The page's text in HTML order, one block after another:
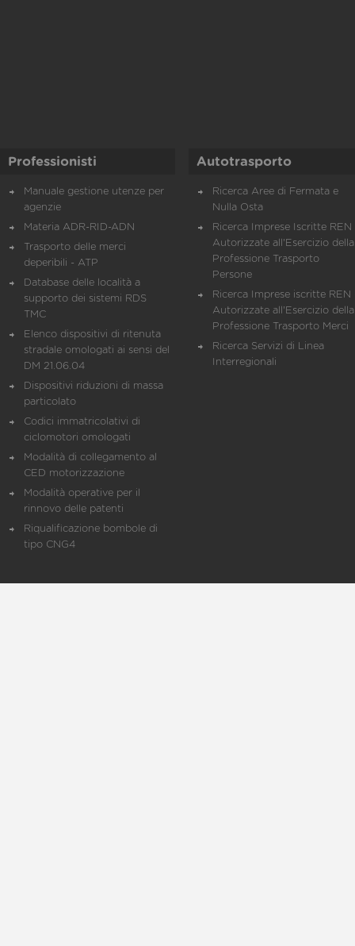
Professionisti
Manuale gestione utenze per
agenzie
Materia ADR-RID-ADN
Trasporto delle merci
deperibili - ATP
Database delle località a
supporto dei sistemi RDS
TMC
Elenco dispositivi di ritenuta
stradale omologati ai sensi del
DM 21.06.04
Dispositivi riduzioni di massa
particolato
Codici immatricolativi di
ciclomotori omologati
Modalità di collegamento al
CED motorizzazione
Modalità operative per il
rinnovo delle patenti
Riqualificazione bombole di
tipo CNG4
Autotrasporto
Ricerca Aree di Fermata e
Nulla Osta
Ricerca Imprese Iscritte REN
Autorizzate all'Esercizio della
Professione Trasporto
Persone
Ricerca Imprese iscritte REN
Autorizzate all'Esercizio della
Professione Trasporto Merci
Ricerca Servizi di Linea
Interregionali